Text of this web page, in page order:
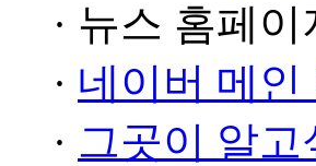
· 뉴스 홈페이
· 네이버 메
· 그곳이 알